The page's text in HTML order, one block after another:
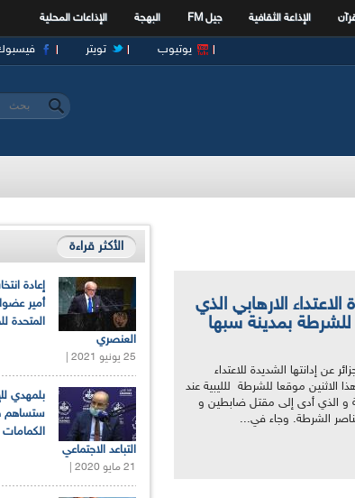
الإذاعة الثقافية جيل FM البهجة الإذاعات المحلية
تويتر يوتيوب
‏بحث ‏
الاعتداء الارهابي الذي
بمدينة سبها
عن إدانتها الشديدة للاعتداء
الاثنين موقعا للشرطة للليبية عند
و الذي أدى إلى مقتل ضابطين و
الشرطة. وجاء في...
الأكثر قراءة
إعادة
أمير
المتحدة
العنصري
25 يونيو 2021 |
بلمهدي
ستساهم
الكمامات
التباعد الاجتماعي
21 مايو 2020 |